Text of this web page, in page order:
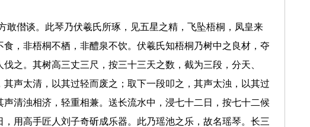
敢僣谈。此琴乃伏羲氏所琢，见五星之精，飞坠梧桐，凤皇来
，非梧桐不栖，非醴泉不饮。伏羲氏知梧桐乃树中之良材，夺
之。其树高三丈三尺，按三十三天之数，截为三段，分天、
声太清，以其过轻而废之；取下一段叩之，其声太浊，以其过
清浊相济，轻重相兼。送长流水中，浸七十二日，按七十二候
用高手匠人刘子奇斫成乐器。此乃瑶池之乐，故名瑶琴。长三